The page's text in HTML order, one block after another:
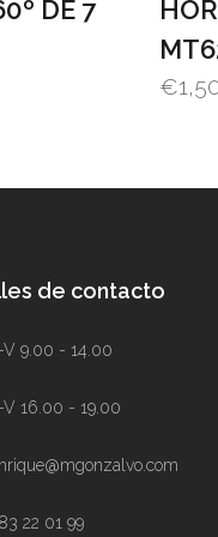
DE 7
€
de contacto
L-V 9.00 - 14.00
L-V 16.00 - 19.00
22 01 99